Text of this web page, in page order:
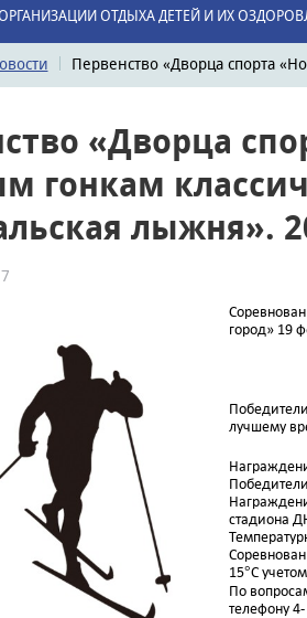
ОТДЫХА ДЕТЕЙ И ИХ
Первенство «Дворца спорта
«Дворца
гонкам
лыжня».
город» 19
лучшему
стадиона
15°С
По
телефону